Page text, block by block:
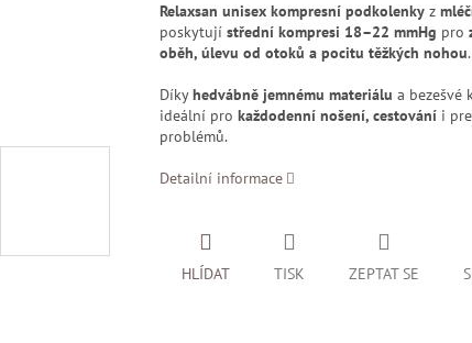
Relaxsan unisex kompresní podkolenkyz
poskytují střední kompresi 18–22 mmHg pro
oběh, úlevu od otoků a pocitu těžkých nohou.
Díkyhedvábně jemnému materiálu a bezešvé
ideální pro každodenní nošení, cestováníi
problémů.
Detailní informace
TISK ZEPTAT SE
HLÍDAT